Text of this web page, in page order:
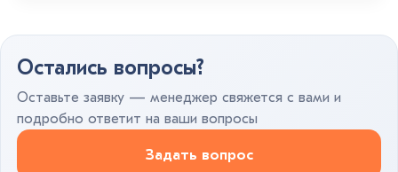
Остались вопросы?
Оставьте заявку — менеджер свяжется с вами и
подробно ответит на ваши вопросы
Задать вопрос